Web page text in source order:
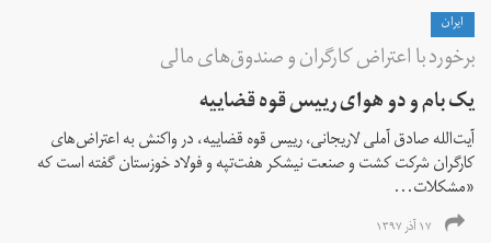
ايران
برخورد با اعتراض کارگران و صندوق‌های مالی
یک بام و دو هوای رییس قوه قضاییه
آیت‌الله صادق آملی لاریجانی، رییس قوه قضاییه، در واکنش به اعتراض‌های
کارگران شرکت کشت و صنعت نیشکر هفت‌تپه و فولاد خوزستان گفته است که
«مشکلات...
۱۷ آذر ۱۳۹۷